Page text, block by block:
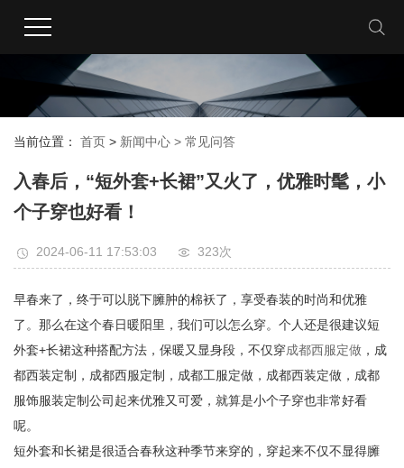
当前位置： 首页 > 新闻中心 > 常见问答
入春后，“短外套+长裙”又火了，优雅时髦，小
个子穿也好看！
2024-06-11 17:53:03 323次
早春来了，终于可以脱下臃肿的棉袄了，享受春装的时尚和优雅
了。那么在这个春日暖阳里，我们可以怎么穿。个人还是很建议短
外套+长裙这种搭配方法，保暖又显身段，不仅穿成都西服定做 ，成
都西装定制，成都西服定制，成都工服定做，成都西装定做，成都
服饰服装定制公司起来优雅又可爱，就算是小个子穿也非常好看
呢。
短外套和长裙是很适合春秋这种季节来穿的，穿起来不仅不显得臃